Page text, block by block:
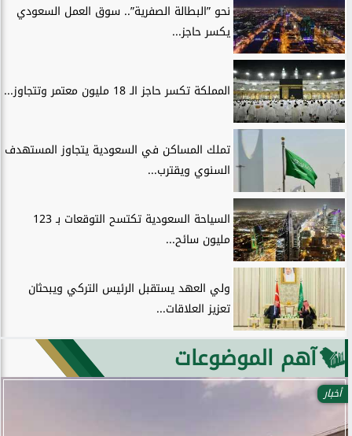
نحو ”البطالة الصفرية”.. سوق العمل السعودي
يكسر حاجز...
المملكة تكسر حاجز الـ 18 مليون معتمر وتتجاوز...
تملك المساكن في السعودية يتجاوز المستهدف
السنوي ويقترب...
السياحة السعودية تكتسح التوقعات بـ 123
مليون سائح...
ولي العهد يستقبل الرئيس التركي ويبحثان
تعزيز العلاقات...
آهم الموضوعات
أخبار